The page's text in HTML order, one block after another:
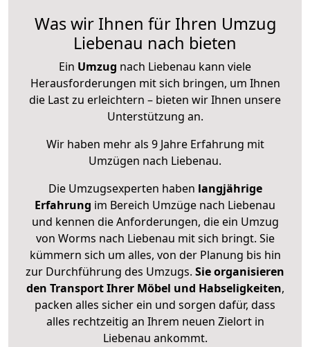
Was wir Ihnen für Ihren Umzug
Liebenau nach bieten
Ein Umzug nach Liebenau kann viele
Herausforderungen mit sich bringen, um Ihnen
die Last zu erleichtern – bieten wir Ihnen unsere
Unterstützung an.
Wir haben mehr als 9 Jahre Erfahrung mit
Umzügen nach Liebenau.
Die Umzugsexperten haben langjährige
Erfahrung im Bereich Umzüge nach Liebenau
und kennen die Anforderungen, die ein Umzug
von Worms nach Liebenau mit sich bringt. Sie
kümmern sich um alles, von der Planung bis hin
zur Durchführung des Umzugs. Sie organisieren
den Transport Ihrer Möbel und Habseligkeiten,
packen alles sicher ein und sorgen dafür, dass
alles rechtzeitig an Ihrem neuen Zielort in
Liebenau ankommt.